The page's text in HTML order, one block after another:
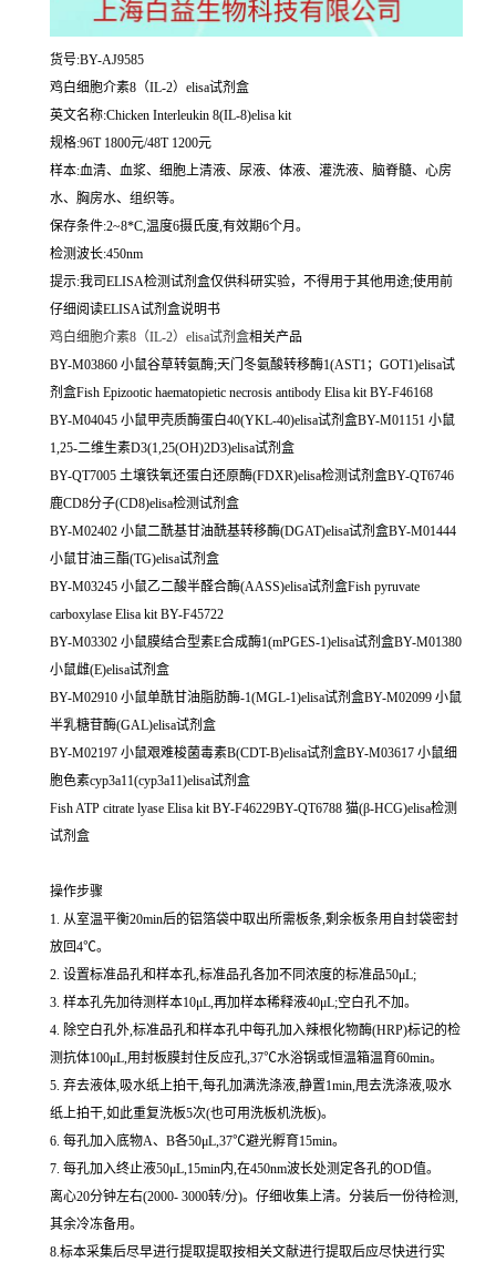
货号:BY-AJ9585
鸡白细胞介素8（IL-2）elisa试剂盒
英文名称:Chicken Interleukin 8(IL-8)elisa kit
规格:96T 1800元/48T 1200元
样本:血清、血浆、细胞上清液、尿液、体液、灌洗液、脑脊髓、心房
水、胸房水、组织等。
保存条件:2~8*C,温度6摄氏度,有效期6个月。
检测波长:450nm
提示:我司ELISA检测试剂盒仅供科研实验，不得用于其他用途;使用前
仔细阅读ELISA试剂盒说明书
鸡白细胞介素8（IL-2）elisa试剂盒相关产品
BY-M03860 小鼠谷草转氨酶;天门冬氨酸转移酶1(AST1；GOT1)elisa试
剂盒Fish Epizootic haematopietic necrosis antibody Elisa kit BY-F46168
BY-M04045 小鼠甲壳质酶蛋白40(YKL-40)elisa试剂盒BY-M01151 小鼠
1,25-二维生素D3(1,25(OH)2D3)elisa试剂盒
BY-QT7005 土壤铁氧还蛋白还原酶(FDXR)elisa检测试剂盒BY-QT6746
鹿CD8分子(CD8)elisa检测试剂盒
BY-M02402 小鼠二酰基甘油酰基转移酶(DGAT)elisa试剂盒BY-M01444
小鼠甘油三酯(TG)elisa试剂盒
BY-M03245 小鼠乙二酸半醛合酶(AASS)elisa试剂盒Fish pyruvate
carboxylase Elisa kit BY-F45722
BY-M03302 小鼠膜结合型素E合成酶1(mPGES-1)elisa试剂盒BY-M01380
小鼠雌(E)elisa试剂盒
BY-M02910 小鼠单酰甘油脂肪酶-1(MGL-1)elisa试剂盒BY-M02099 小鼠
半乳糖苷酶(GAL)elisa试剂盒
BY-M02197 小鼠艰难梭菌毒素B(CDT-B)elisa试剂盒BY-M03617 小鼠细
胞色素cyp3a11(cyp3a11)elisa试剂盒
Fish ATP citrate lyase Elisa kit BY-F46229BY-QT6788 猫(β-HCG)elisa检测
试剂盒
操作步骤
1. 从室温平衡20min后的铝箔袋中取出所需板条,剩余板条用自封袋密封
放回4℃。
2. 设置标准品孔和样本孔,标准品孔各加不同浓度的标准品50μL;
3. 样本孔先加待测样本10μL,再加样本稀释液40μL;空白孔不加。
4. 除空白孔外,标准品孔和样本孔中每孔加入辣根化物酶(HRP)标记的检
测抗体100μL,用封板膜封住反应孔,37℃水浴锅或恒温箱温育60min。
5. 弃去液体,吸水纸上拍干,每孔加满洗涤液,静置1min,甩去洗涤液,吸水
纸上拍干,如此重复洗板5次(也可用洗板机洗板)。
6. 每孔加入底物A、B各50μL,37℃避光孵育15min。
7. 每孔加入终止液50μL,15min内,在450nm波长处测定各孔的OD值。
离心20分钟左右(2000- 3000转/分)。仔细收集上清。分装后一份待检测,
其余冷冻备用。
8.标本采集后尽早进行提取提取按相关文献进行提取后应尽快进行实